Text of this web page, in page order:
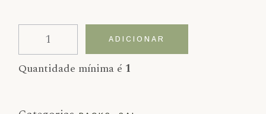
Quantidade de Pack Salgado
ADICIONAR
Alternative:
Quantidade mínima é 1